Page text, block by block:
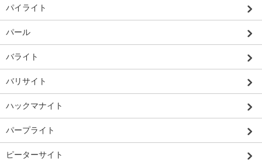
パイライト
パール
バライト
バリサイト
ハックマナイト
パープライト
ピーターサイト